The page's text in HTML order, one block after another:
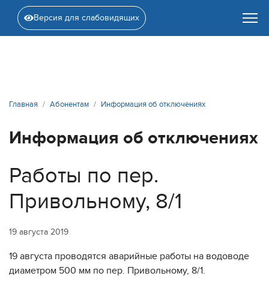
Версия для слабовидящих
Главная Абонентам Информация об отключениях
Информация об отключениях
Работы по пер.
Привольному, 8/1
19 августа 2019
19 августа проводятся аварийные работы на водоводе
диаметром 500 мм по пер. Привольному, 8/1.